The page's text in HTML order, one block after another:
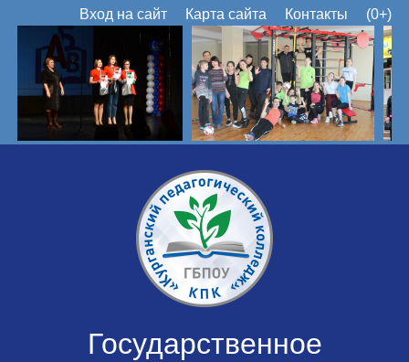
Вход на сайт Карта сайта Контакты (0+)
Государственное